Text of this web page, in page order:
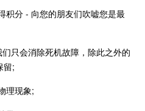
分 - 向您的朋友们吹嘘您是最
只会消除死机故障，除此之外的
留;
理现象;